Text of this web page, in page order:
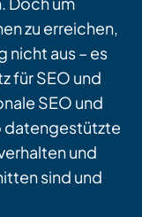
zu erreichen,
nicht aus – es
für SEO und
SEO und
datengestützte
und
sind und